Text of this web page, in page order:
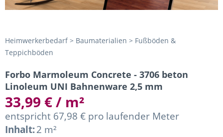
Heimwerkerbedarf > Baumaterialien > Fußböden &
Teppichböden
Forbo Marmoleum Concrete - 3706 beton
Linoleum UNI Bahnenware 2,5 mm
33,99 € / m²
entspricht 67,98 € pro laufender Meter
Inhalt:2 m²